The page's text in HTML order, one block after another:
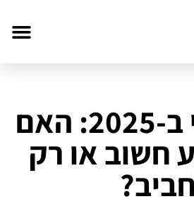
גינון ביתי ב-2025: האם
חשוב או רק
חביב?